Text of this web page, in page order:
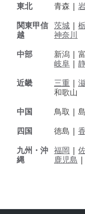
東北
青森 |
関東甲信
越
茨城 |
神奈川
中部
新潟 |
岐阜 |
近畿
三重 |
和歌山
中国
鳥取 |
四国
徳島 |
九州・沖
縄
福岡 |
鹿児島 |